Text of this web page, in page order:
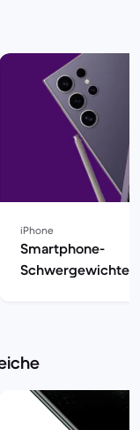
iPhone
Smartphone-
Schwergewichte